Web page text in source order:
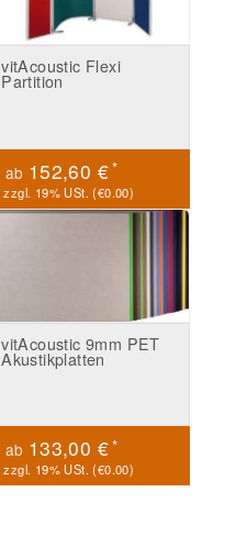
vitAcoustic Flexi
Partition
ab 152,60 €*
zzgl. 19% USt. (€0.00)
vitAcoustic 9mm PET
Akustikplatten
ab 133,00 €*
zzgl. 19% USt. (€0.00)